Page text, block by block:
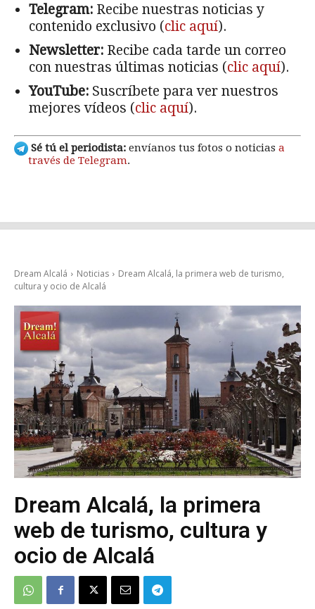
Telegram: Recibe nuestras noticias y
contenido exclusivo (clic aquí).
Newsletter: Recibe cada tarde un correo
con nuestras últimas noticias (clic aquí).
YouTube: Suscríbete para ver nuestros
mejores vídeos (clic aquí).
Sé tú el periodista: envíanos tus fotos o noticias a
través de Telegram.